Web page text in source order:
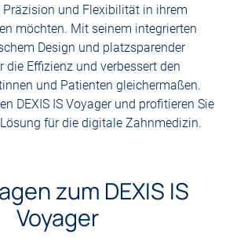
Präzision und Flexibilität in ihrem
möchten. Mit seinem integrierten
Design und platzsparender
die Effizienz und verbessert den
und Patienten gleichermaßen.
DEXIS IS Voyager und profitieren Sie
für die digitale Zahnmedizin.
zum DEXIS IS
Voyager